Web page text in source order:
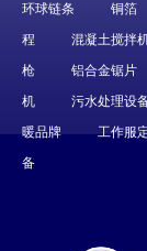
环球链条 铜箔
程
混凝土搅拌
枪
铝合金锯片
机
污水处理设
暖品牌
工作服
备